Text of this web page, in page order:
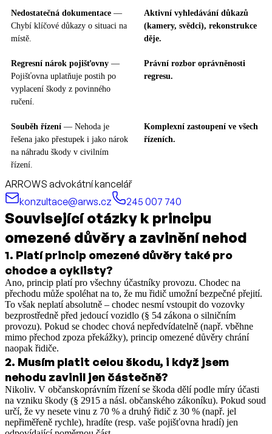
Nedostatečná dokumentace —
Chybí klíčové důkazy o situaci na
místě.
Aktivní vyhledávání důkazů
(kamery, svědci), rekonstrukce
děje.
Regresní nárok pojišťovny —
Pojišťovna uplatňuje postih po
vyplacení škody z povinného
ručení.
Právní rozbor oprávněnosti
regresu.
Souběh řízení — Nehoda je
řešena jako přestupek i jako nárok
na náhradu škody v civilním
řízení.
Komplexní zastoupení ve všech
řízeních.
ARROWS advokátní kancelář
konzultace@arws.cz
245 007 740
Související otázky k principu
omezené důvěry a zavinění nehod
1. Platí princip omezené důvěry také pro
chodce a cyklisty?
Ano, princip platí pro všechny účastníky provozu. Chodec na
přechodu může spoléhat na to, že mu řidič umožní bezpečné přejití.
To však neplatí absolutně – chodec nesmí vstoupit do vozovky
bezprostředně před jedoucí vozidlo (§ 54 zákona o silničním
provozu). Pokud se chodec chová nepředvídatelně (např. vběhne
mimo přechod zpoza překážky), princip omezené důvěry chrání
naopak řidiče.
2. Musím platit celou škodu, i když jsem
nehodu zavinil jen částečně?
Nikoliv. V občanskoprávním řízení se škoda dělí podle míry účasti
na vzniku škody (§ 2915 a násl. občanského zákoníku). Pokud soud
určí, že vy nesete vinu z 70 % a druhý řidič z 30 % (např. jel
nepřiměřeně rychle), hradíte (resp. vaše pojišťovna hradí) jen